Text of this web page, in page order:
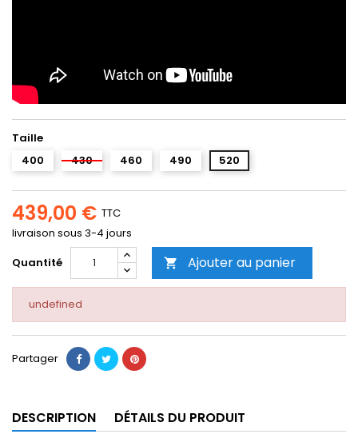
Taille
400
430 460 490 520
439,00 € TTC
livraison sous 3-4 jours
Quantité
 Ajouter au panier
undefined
Partager
DESCRIPTION DÉTAILS DU PRODUIT